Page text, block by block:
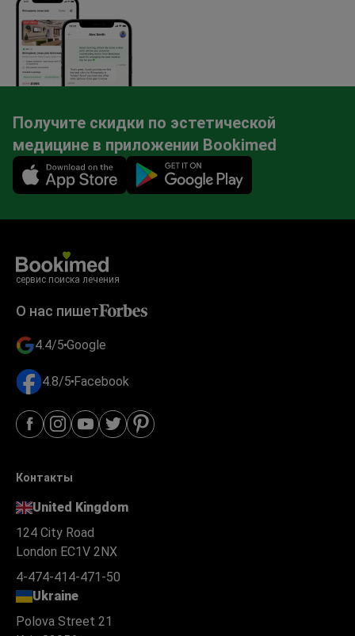
Получите скидки по эстетической
медицине в приложении Bookimed
Mobile app illustration
сервис поиска лечения
О нас пишет
4.4/5 Google
4.8/5 Facebook
Контакты
United Kingdom
124 City Road
London EC1V 2NX
4-474-414-471-50
Ukraine
Polova Street 21